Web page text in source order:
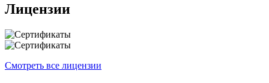
Лицензии
Смотреть все лицензии